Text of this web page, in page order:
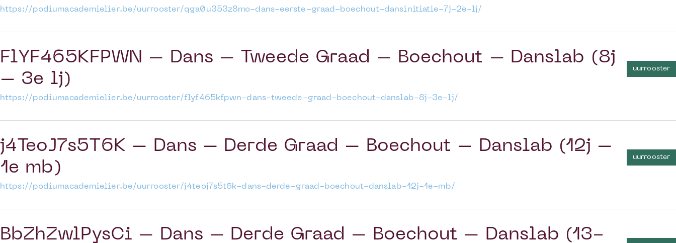
https://podiumacademielier.be/uurrooster/qga0u353z8mo-dans-eerste-graad-boechout-dansinitiatie-7j-2e-lj/
FlYF465KFPWN – Dans – Tweede Graad – Boechout – Danslab (8j
– 3e lj)
uurrooster
https://podiumacademielier.be/uurrooster/flyf465kfpwn-dans-tweede-graad-boechout-danslab-8j-3e-lj/
j4TeoJ7s5T6K – Dans – Derde Graad – Boechout – Danslab (12j –
1e mb)
uurrooster
https://podiumacademielier.be/uurrooster/j4teoj7s5t6k-dans-derde-graad-boechout-danslab-12j-1e-mb/
BbZhZwlPysCi – Dans – Derde Graad – Boechout – Danslab (13-